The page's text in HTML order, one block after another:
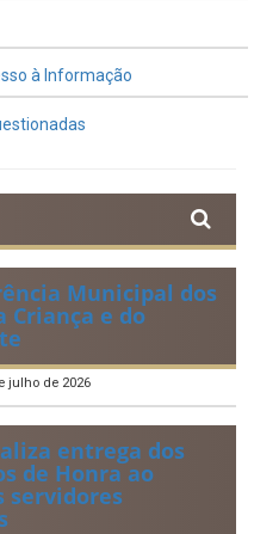
à Informação
Municipal dos
Criança e do
julho de 2026
entrega dos
de Honra ao
servidores